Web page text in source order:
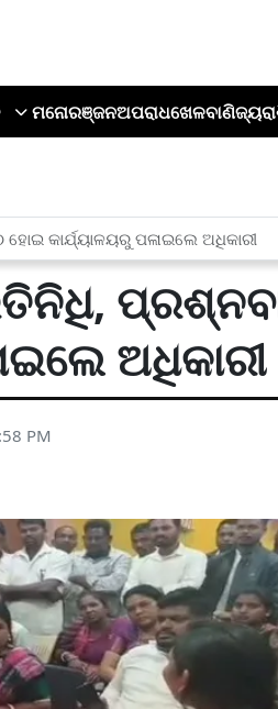
ମନୋରଞ୍ଜନଅପରାଧଖେଳବାଣିଜ୍ୟ
କାର୍ଯ୍ୟାଳୟରୁ ପଳାଇଲେ ଅଧିକାରୀ
ଅଧିକାରୀ
PM